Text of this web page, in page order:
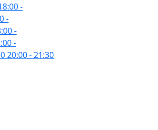
-
-
-
-
20:00 - 21:30